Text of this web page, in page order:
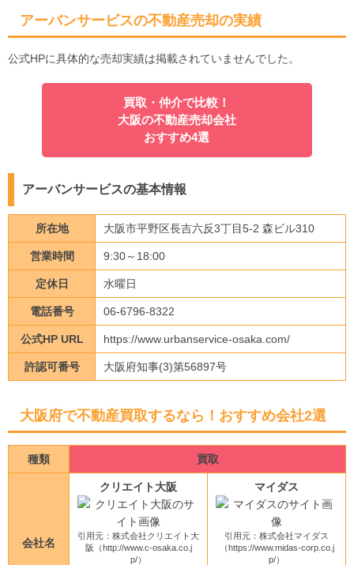
アーバンサービスの不動産売却の実績
公式HPに具体的な売却実績は掲載されていませんでした。
買取・仲介で比較！
大阪の不動産売却会社
おすすめ4選
アーバンサービスの基本情報
所在地 大阪市平野区長吉六反3丁目5-2 森ビル310
営業時間 9:30～18:00
定休日 水曜日
電話番号 06-6796-8322
公式HP URL https://www.urbanservice-osaka.com/
許認可番号 大阪府知事(3)第56897号
大阪府で不動産買取するなら！おすすめ会社2選
種類 買取
会社名
クリエイト大阪
引用元：株式会社クリエイト大
阪（http://www.c-osaka.co.j
p/）
マイダス
引用元：株式会社マイダス
（https://www.midas-corp.co.j
p/）